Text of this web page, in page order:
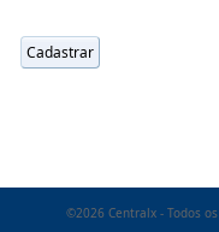
©2026 Centralx - Todos